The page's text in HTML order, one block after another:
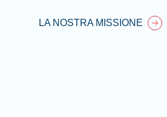
LA NOSTRA MISSIONE